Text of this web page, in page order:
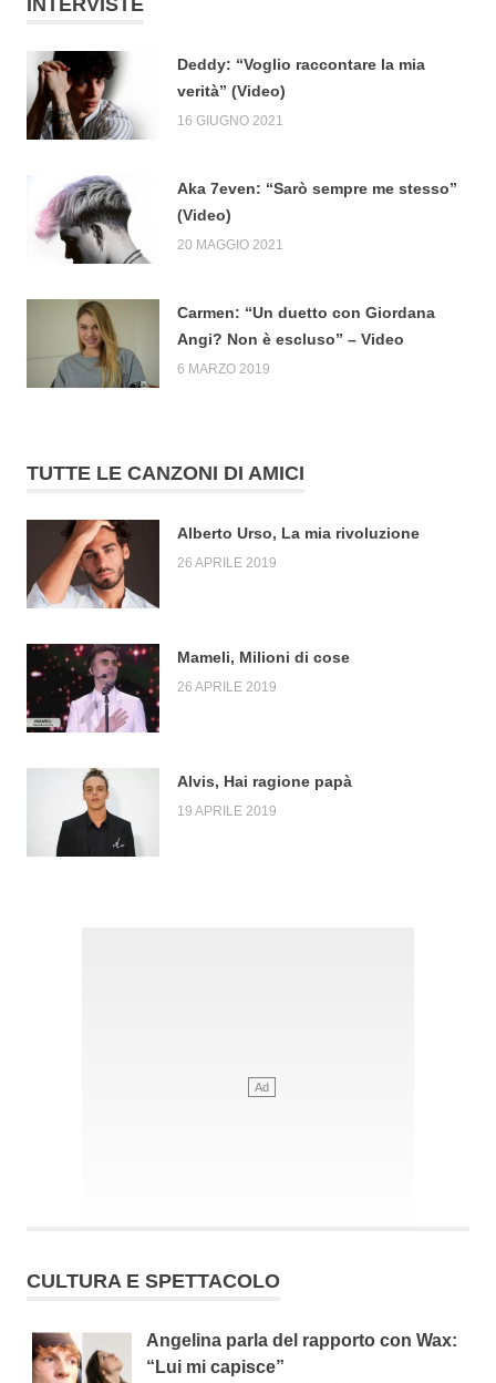
Deddy: “Voglio raccontare la mia
verità” (Video)
16 GIUGNO 2021
Aka 7even: “Sarò sempre me stesso”
(Video)
20 MAGGIO 2021
Carmen: “Un duetto con Giordana
Angi? Non è escluso” – Video
6 MARZO 2019
TUTTE LE CANZONI DI AMICI
Alberto Urso, La mia rivoluzione
26 APRILE 2019
Mameli, Milioni di cose
26 APRILE 2019
Alvis, Hai ragione papà
19 APRILE 2019
CULTURA E SPETTACOLO
Angelina parla del rapporto con Wax:
“Lui mi capisce”